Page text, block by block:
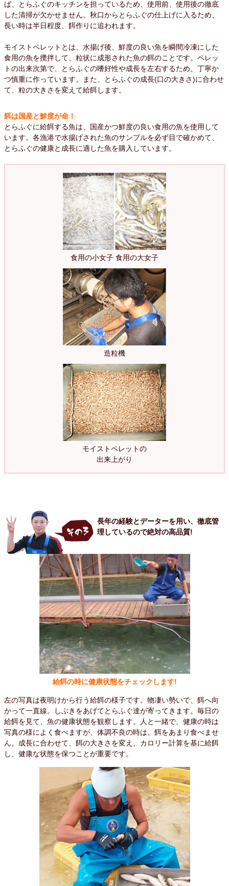
ば、とらふぐのキッチンを担っているため、使用前、使用後の徹底
した清掃が欠かせません。秋口からとらふぐの仕上げに入るため、
長い時は半日程度、餌作りに追われます。
モイストペレットとは、水揚げ後、鮮度の良い魚を瞬間冷凍にした
食用の魚を攪拌して、粒状に成形された魚の餌のことです。ペレッ
トの出来次第で、とらふぐの嗜好性や成長を左右するため、丁寧か
つ慎重に作っています。また、とらふぐの成長(口の大きさ)に合わせ
て、粒の大きさを変えて給餌します。
餌は国産と鮮度が命！
とらふぐに給餌する魚は、国産かつ鮮度の良い食用の魚を使用して
います。各漁港で水揚げされた魚のサンプルを必ず目で確かめて、
とらふぐの健康と成長に適した魚を購入しています。
食用の小女子 食用の大女子
造粒機
モイストペレットの
出来上がり
長年の経験とデーターを用い、徹底管
理しているので絶対の高品質!
給餌の時に健康状態をチェックします!
左の写真は夜明けから行う給餌の様子です。物凄い勢いで、餌へ向
かって一直線。しぶきをあげてとらふぐ達が寄ってきます。毎日の
給餌を見て、魚の健康状態を観察します。人と一緒で、健康の時は
写真の様によく食べますが、体調不良の時は、餌をあまり食べませ
ん。成長に合わせて、餌の大きさを変え、カロリー計算を基に給餌
し、健康な状態を保つことが重要です。